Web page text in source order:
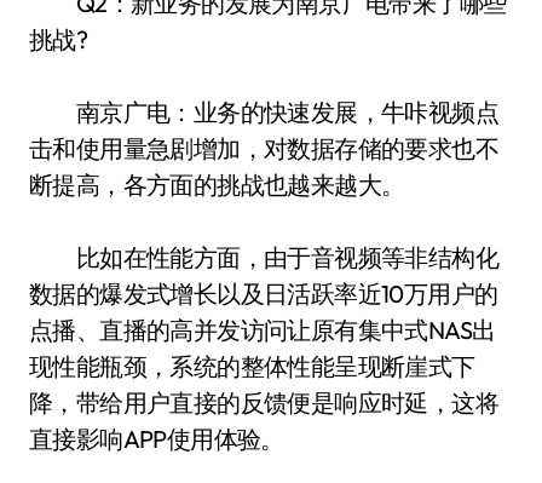
挑战?
南京广电：业务的快速发展，牛咔视频点
击和使用量急剧增加，对数据存储的要求也不
断提高，各方面的挑战也越来越大。
比如在性能方面，由于音视频等非结构化
数据的爆发式增长以及日活跃率近10万用户的
点播、直播的高并发访问让原有集中式NAS出
现性能瓶颈，系统的整体性能呈现断崖式下
降，带给用户直接的反馈便是响应时延，这将
直接影响APP使用体验。